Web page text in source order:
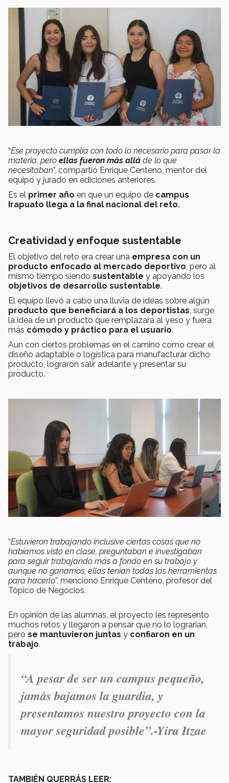
“Ese proyecto cumplía con todo lo necesario para pasar la
materia, pero ellas fueron más allá de lo que
necesitaban”, compartió Enrique Centeno, mentor del
equipo y jurado en ediciones anteriores.
Es el primer año en que un equipo de campus
Irapuato llega a la final nacional del reto.
Creatividad y enfoque sustentable
El objetivo del reto era crear una empresa con un
producto enfocado al mercado deportivo, pero al
mismo tiempo siendo sustentable y apoyando los
objetivos de desarrollo sustentable.
El equipo llevó a cabo una lluvia de ideas sobre algún
producto que beneficiará a los deportistas, surge
la idea de un producto que remplazara al yeso y fuera
más cómodo y práctico para el usuario.
Aun con ciertos problemas en el camino como crear el
diseño adaptable o logística para manufacturar dicho
producto, lograron salir adelante y presentar su
producto.
“Estuvieron trabajando inclusive ciertas cosas que no
habíamos visto en clase, preguntaban e investigaban
para seguir trabajando más a fondo en su trabajo y
aunque no ganamos, ellas tenían todas las herramientas
para hacerlo”, mencionó Enrique Centeno, profesor del
Tópico de Negocios.
En opinión de las alumnas, el proyecto les represento
muchos retos y llegaron a pensar que no lo lograrían,
pero se mantuvieron juntas y confiaron en un
trabajo.
“A pesar de ser un campus pequeño,
jamás bajamos la guardia, y
presentamos nuestro proyecto con la
mayor seguridad posible”.-Yira Itzae
TAMBIÉN QUERRÁS LEER: